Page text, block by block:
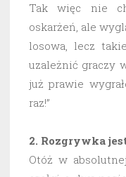
Tak więc nie
oskarżeń, ale
losowa, lecz
uzależnić graczy
już prawie
raz!”
2. Rozgrywka
Otóż w